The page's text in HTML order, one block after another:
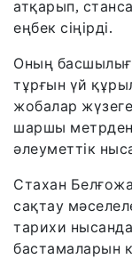
атқарып,
еңбек сіңірді.
Оның
тұрғын үй
жобалар
шаршы метрден
әлеуметтік
Стахан
сақтау
тарихи
бастамаларын